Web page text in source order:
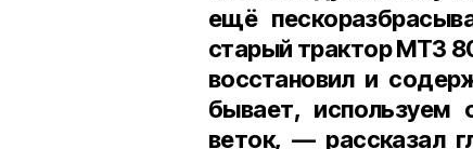
ещё
старый трактор МТЗ
восстановил и
бывает, используем
веток, — рассказал